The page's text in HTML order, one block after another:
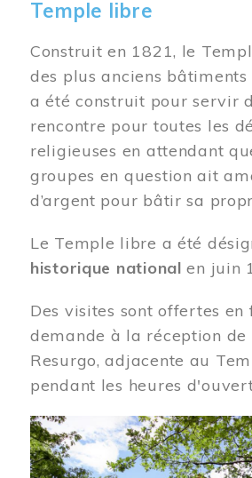
Temple libre
Construit en 1821, le
des plus anciens bâtiments
a été construit pour servir
rencontre pour toutes les
religieuses en attendant
groupes en question ait
d’argent pour bâtir sa
Le Temple libre a été
historique national en juin
Des visites sont offertes en
demande à la réception de
Resurgo, adjacente au
pendant les heures
Image